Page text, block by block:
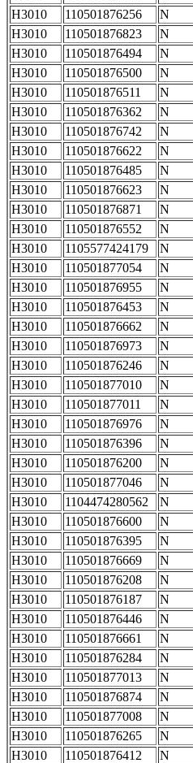
H3010
110501876256
N
H3010
110501876823
N
H3010
110501876494
N
H3010
110501876500
N
H3010
110501876511
N
H3010
110501876362
N
H3010
110501876742
N
H3010
110501876622
N
H3010
110501876485
N
H3010
110501876623
N
H3010
110501876871
N
H3010
110501876552
N
H3010
1105577424179
N
H3010
110501877054
N
H3010
110501876955
N
H3010
110501876453
N
H3010
110501876662
N
H3010
110501876973
N
H3010
110501876246
N
H3010
110501877010
N
H3010
110501877011
N
H3010
110501876976
N
H3010
110501876396
N
H3010
110501876200
N
H3010
110501877046
N
H3010
1104474280562
N
H3010
110501876600
N
H3010
110501876395
N
H3010
110501876669
N
H3010
110501876208
N
H3010
110501876187
N
H3010
110501876446
N
H3010
110501876661
N
H3010
110501876284
N
H3010
110501877013
N
H3010
110501876874
N
H3010
110501877008
N
H3010
110501876265
N
H3010
110501876412
N